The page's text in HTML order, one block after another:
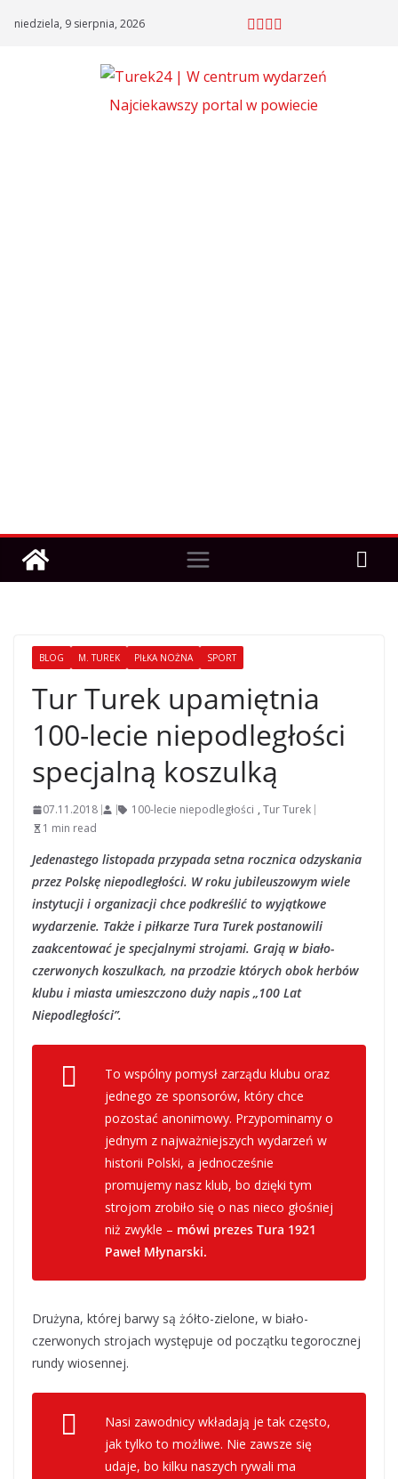
niedziela, 9 sierpnia, 2026
Najciekawszy portal w powiecie
BLOG M. TUREK PIŁKA NOŻNA SPORT
Tur Turek upamiętnia
100-lecie niepodległości
specjalną koszulką
07.11.2018 100-lecie niepodległości , Tur Turek
1 min read
Jedenastego listopada przypada setna rocznica odzyskania
przez Polskę niepodległości. W roku jubileuszowym wiele
instytucji i organizacji chce podkreślić to wyjątkowe
wydarzenie. Także i piłkarze Tura Turek postanowili
zaakcentować je specjalnymi strojami. Grają w biało-
czerwonych koszulkach, na przodzie których obok herbów
klubu i miasta umieszczono duży napis „100 Lat
Niepodległości”.
To wspólny pomysł zarządu klubu oraz
jednego ze sponsorów, który chce
pozostać anonimowy. Przypominamy o
jednym z najważniejszych wydarzeń w
historii Polski, a jednocześnie
promujemy nasz klub, bo dzięki tym
strojom zrobiło się o nas nieco głośniej
niż zwykle – mówi prezes Tura 1921
Paweł Młynarski.
Drużyna, której barwy są żółto-zielone, w biało-
czerwonych strojach występuje od początku tegorocznej
rundy wiosennej.
Nasi zawodnicy wkładają je tak często,
jak tylko to możliwe. Nie zawsze się
udaje, bo kilku naszych rywali ma